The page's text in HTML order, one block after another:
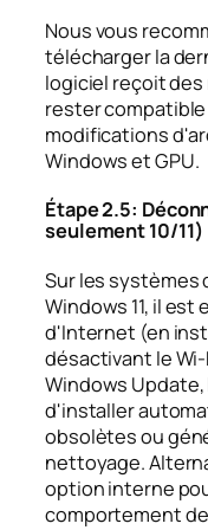
Nous vous
télécharger la
logiciel reçoit
rester
modifications
Windows et GPU.
Étape 2.5:
seulement 10/11)
Sur les systèmes
Windows 11, il
d'Internet (en
désactivant le
Windows
d'installer
obsolètes ou
nettoyage.
option interne
comportement